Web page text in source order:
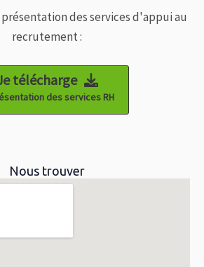
des services d'appui au
recrutement :
télécharge
des services RH
Nous trouver